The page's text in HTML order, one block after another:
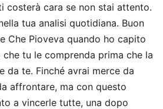
costerà cara se non stai attento.
tua analisi quotidiana. Buon
Che Pioveva quando ho capito
tu le comprenda prima che la
da te. Finché avrai merce da
affrontare, ma con questo
a vincerle tutte, una dopo